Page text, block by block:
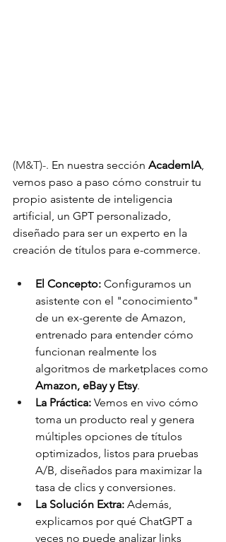
(M&T)-. En nuestra sección AcademIA,
vemos paso a paso cómo construir tu
propio asistente de inteligencia
artificial, un GPT personalizado,
diseñado para ser un experto en la
creación de títulos para e-commerce.
El Concepto: Configuramos un
asistente con el "conocimiento"
de un ex-gerente de Amazon,
entrenado para entender cómo
funcionan realmente los
algoritmos de marketplaces como
Amazon, eBay y Etsy.
La Práctica: Vemos en vivo cómo
toma un producto real y genera
múltiples opciones de títulos
optimizados, listos para pruebas
A/B, diseñados para maximizar la
tasa de clics y conversiones.
La Solución Extra: Además,
explicamos por qué ChatGPT a
veces no puede analizar links